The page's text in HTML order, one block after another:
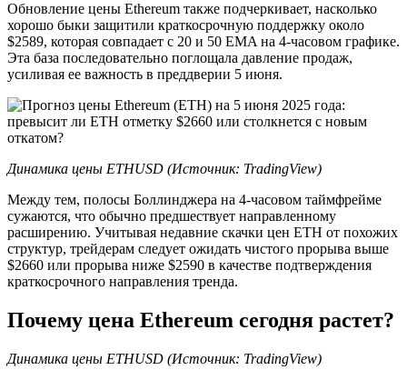
Обновление цены Ethereum также подчеркивает, насколько
хорошо быки защитили краткосрочную поддержку около
$2589, которая совпадает с 20 и 50 EMA на 4-часовом графике.
Эта база последовательно поглощала давление продаж,
усиливая ее важность в преддверии 5 июня.
Динамика цены ETHUSD (Источник: TradingView)
Между тем, полосы Боллинджера на 4-часовом таймфрейме
сужаются, что обычно предшествует направленному
расширению. Учитывая недавние скачки цен ETH от похожих
структур, трейдерам следует ожидать чистого прорыва выше
$2660 или прорыва ниже $2590 в качестве подтверждения
краткосрочного направления тренда.
Почему цена Ethereum сегодня растет?
Динамика цены ETHUSD (Источник: TradingView)